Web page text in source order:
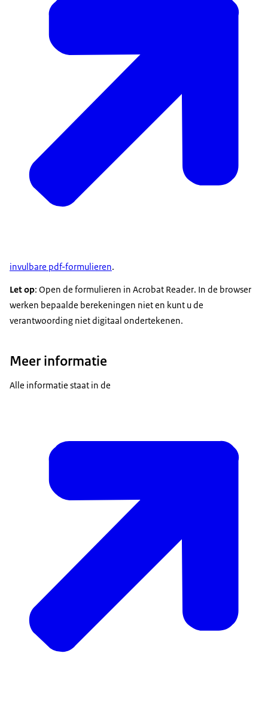
invulbare pdf-formulieren.
Let op: Open de formulieren in Acrobat Reader. In de browser
werken bepaalde berekeningen niet en kunt u de
verantwoording niet digitaal ondertekenen.
Meer informatie
Alle informatie staat in de